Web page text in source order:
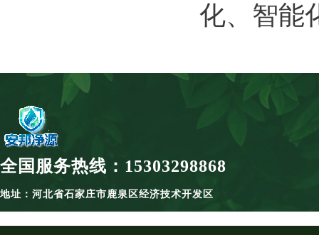
化、智能
全国服务热线：15303298868
地址：河北省石家庄市鹿泉区经济技术开发区